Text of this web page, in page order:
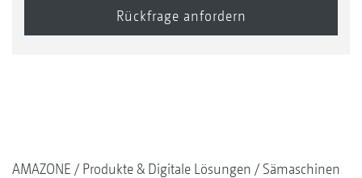
AMAZONE Produkte & Digitale Lösungen
Sämaschinen